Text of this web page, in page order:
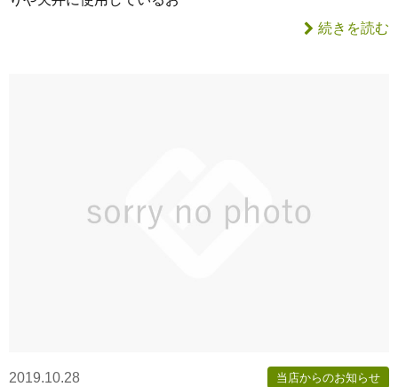
続きを読む
2019.10.28 当店からのお知らせ